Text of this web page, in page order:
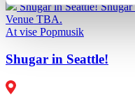
Shugar in Seattle!
Venue TBA.
At vise Popmusik
Shugar in Seattle!